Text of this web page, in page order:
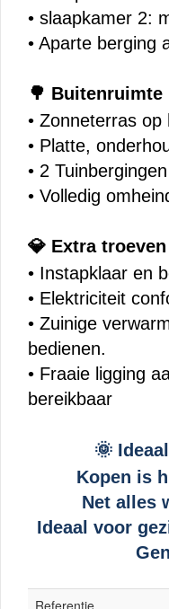
• slaapkamer 2:
• Aparte berging
🌳 Buitenruimte
• Zonneterras op
• Platte,
• 2 Tuinbergingen
• Volledig
💎 Extra troeven
• Instapklaar en
• Elektriciteit
• Zuinige
bedienen.
• Fraaie ligging
bereikbaar
🌞
Kopen is
Net alles
Ideaal voor
Referentie